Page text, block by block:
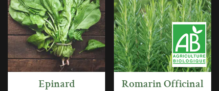
Epinard
APERÇU
RAPIDE
Romarin Officinal
APERÇU
RAPIDE